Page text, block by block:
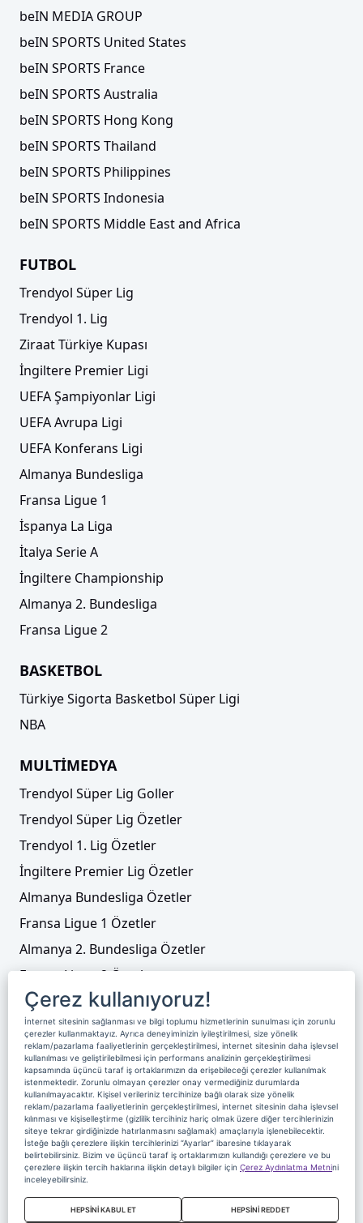
beIN MEDIA GROUP
beIN SPORTS United States
beIN SPORTS France
beIN SPORTS Australia
beIN SPORTS Hong Kong
beIN SPORTS Thailand
beIN SPORTS Philippines
beIN SPORTS Indonesia
beIN SPORTS Middle East and Africa
FUTBOL
Trendyol Süper Lig
Trendyol 1. Lig
Ziraat Türkiye Kupası
İngiltere Premier Ligi
UEFA Şampiyonlar Ligi
UEFA Avrupa Ligi
UEFA Konferans Ligi
Almanya Bundesliga
Fransa Ligue 1
İspanya La Liga
İtalya Serie A
İngiltere Championship
Almanya 2. Bundesliga
Fransa Ligue 2
BASKETBOL
Türkiye Sigorta Basketbol Süper Ligi
NBA
MULTİMEDYA
Trendyol Süper Lig Goller
Trendyol Süper Lig Özetler
Trendyol 1. Lig Özetler
İngiltere Premier Lig Özetler
Almanya Bundesliga Özetler
Fransa Ligue 1 Özetler
Almanya 2. Bundesliga Özetler
Fransa Ligue 2 Özetler
Tenis
Video Liste
Foto Galeriler
Üyelik Yayın Akışı Reklam
Site Sözleşmesi
Künye ve İletişim
Çerez Politikası
Çerez Yönetimi
Veri Sahibi Başvuru Formu
Nereden İzlerim
Copyright 2020 Digiturk Bu siteyi kullanarak sözleşmeyi kabul etmiş
sayılırsınız.
Çerez kullanıyoruz!
İnternet sitesinin sağlanması ve bilgi toplumu hizmetlerinin sunulması için zorunlu
çerezler kullanmaktayız. Ayrıca deneyiminizin iyileştirilmesi, size yönelik
reklam/pazarlama faaliyetlerinin gerçekleştirilmesi, internet sitesinin daha işlevsel
kullanılması ve geliştirilebilmesi için performans analizinin gerçekleştirilmesi
kapsamında üçüncü taraf iş ortaklarımızın da erişebileceği çerezler kullanılmak
istenmektedir. Zorunlu olmayan çerezler onay vermediğiniz durumlarda
kullanılmayacaktır. Kişisel verileriniz tercihinize bağlı olarak size yönelik
reklam/pazarlama faaliyetlerinin gerçekleştirilmesi, internet sitesinin daha işlevsel
kılınması ve kişiselleştirme (gizlilik tercihiniz hariç olmak üzere diğer tercihlerinizin
siteye tekrar girdiğinizde hatırlanmasını sağlamak) amaçlarıyla işlenebilecektir.
İsteğe bağlı çerezlere ilişkin tercihlerinizi “Ayarlar” ibaresine tıklayarak
belirtebilirsiniz. Bizim ve üçüncü taraf iş ortaklarımızın kullandığı çerezlere ve bu
çerezlere ilişkin tercih haklarına ilişkin detaylı bilgiler için Çerez Aydınlatma Metnini
inceleyebilirsiniz.
HEPSİNİ KABUL ET HEPSİNİ REDDET